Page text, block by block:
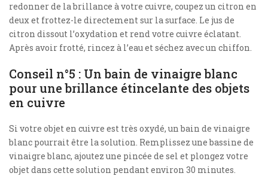
redonner de la brillance à votre cuivre, coupez un citron en
deux et frottez-le directement sur la surface. Le jus de
citron dissout l’oxydation et rend votre cuivre éclatant.
Après avoir frotté, rincez à l’eau et séchez avec un chiffon.
Conseil n°5 : Un bain de vinaigre blanc
pour une brillance étincelante des objets
en cuivre
Si votre objet en cuivre est très oxydé, un bain de vinaigre
blanc pourrait être la solution. Remplissez une bassine de
vinaigre blanc, ajoutez une pincée de sel et plongez votre
objet dans cette solution pendant environ 30 minutes.